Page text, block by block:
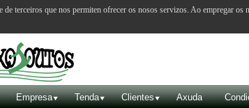
Empresa Tenda Clientes Axuda
de terceiros que nos permiten ofrecer os nosos servizos. Ao empregar os